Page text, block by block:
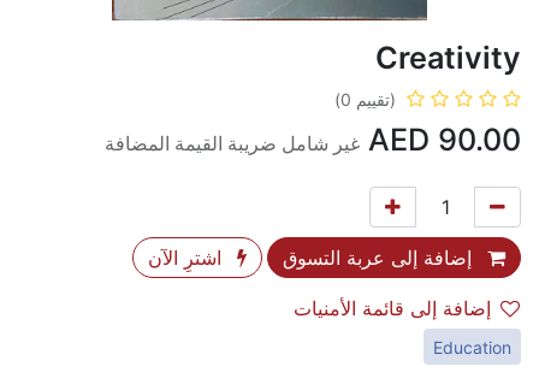
Creativity
(تقييم 0)
90.00 غير شامل ضريبة القيمة المضافة
إضافة إلى عربة التسوق اشترِ الآن
إضافة إلى قائمة الأمنيات
Education